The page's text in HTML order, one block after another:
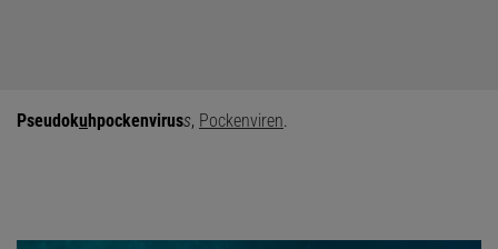
Pseudokuhpockenviruss, Pockenviren.